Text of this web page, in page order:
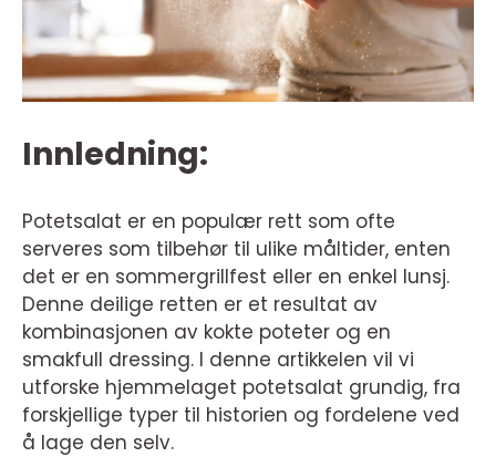
Innledning:
Potetsalat er en populær rett som ofte
serveres som tilbehør til ulike måltider, enten
det er en sommergrillfest eller en enkel lunsj.
Denne deilige retten er et resultat av
kombinasjonen av kokte poteter og en
smakfull dressing. I denne artikkelen vil vi
utforske hjemmelaget potetsalat grundig, fra
forskjellige typer til historien og fordelene ved
å lage den selv.